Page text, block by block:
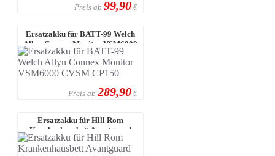
Preis ab 99,90 €
Ersatzakku für BATT-99 Welch
Allyn Connex Monitor VSM6000
CVSM C ...
Preis ab 289,90 €
Ersatzakku für Hill Rom
Krankenhausbett Avantguard
1200 LI159AX ...